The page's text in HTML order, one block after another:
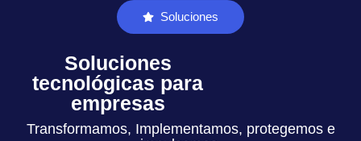
Soluciones
Soluciones
tecnológicas para
empresas
Transformamos, Implementamos, protegemos e